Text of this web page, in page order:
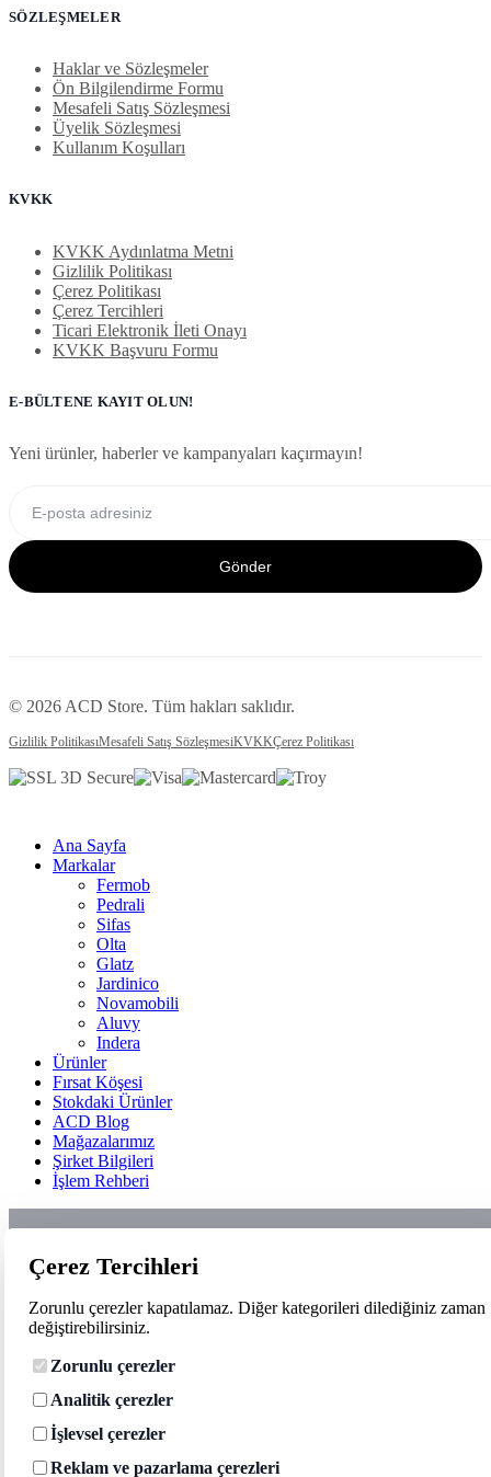
SÖZLEŞMELER
Haklar ve Sözleşmeler
Ön Bilgilendirme Formu
Mesafeli Satış Sözleşmesi
Üyelik Sözleşmesi
Kullanım Koşulları
KVKK
KVKK Aydınlatma Metni
Gizlilik Politikası
Çerez Politikası
Çerez Tercihleri
Ticari Elektronik İleti Onayı
KVKK Başvuru Formu
E-BÜLTENE KAYIT OLUN!
Yeni ürünler, haberler ve kampanyaları kaçırmayın!
Gönder
© 2026 ACD Store. Tüm hakları saklıdır.
Gizlilik PolitikasıMesafeli Satış SözleşmesiKVKKÇerez Politikası
Ana Sayfa
Markalar
Fermob
Pedrali
Sifas
Olta
Glatz
Jardinico
Novamobili
Aluvy
Indera
Ürünler
Fırsat Köşesi
Stokdaki Ürünler
ACD Blog
Mağazalarımız
Şirket Bilgileri
İşlem Rehberi
Çerez Tercihleri
Zorunlu çerezler kapatılamaz. Diğer kategorileri dilediğiniz zaman
değiştirebilirsiniz.
Zorunlu çerezler
Analitik çerezler
İşlevsel çerezler
Reklam ve pazarlama çerezleri